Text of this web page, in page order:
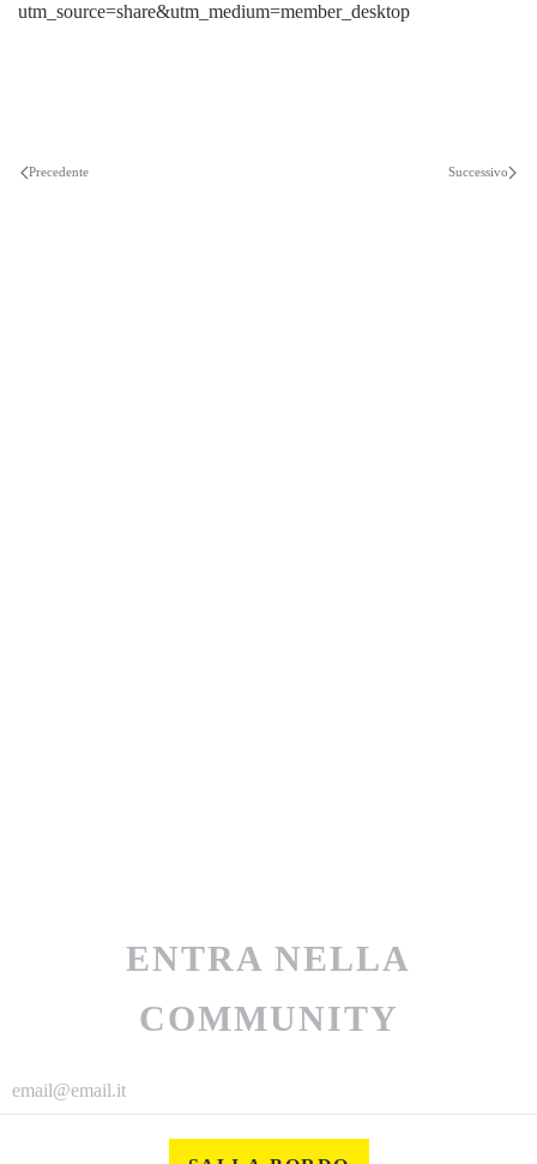
utm_source=share&utm_medium=member_desktop
Precedente Successivo
ENTRA NELLA
COMMUNITY